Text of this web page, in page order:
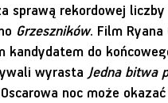
sprawą rekordowej
Grzeszników. Film
kandydatem do
wyrastaJedna bitwa
noc może